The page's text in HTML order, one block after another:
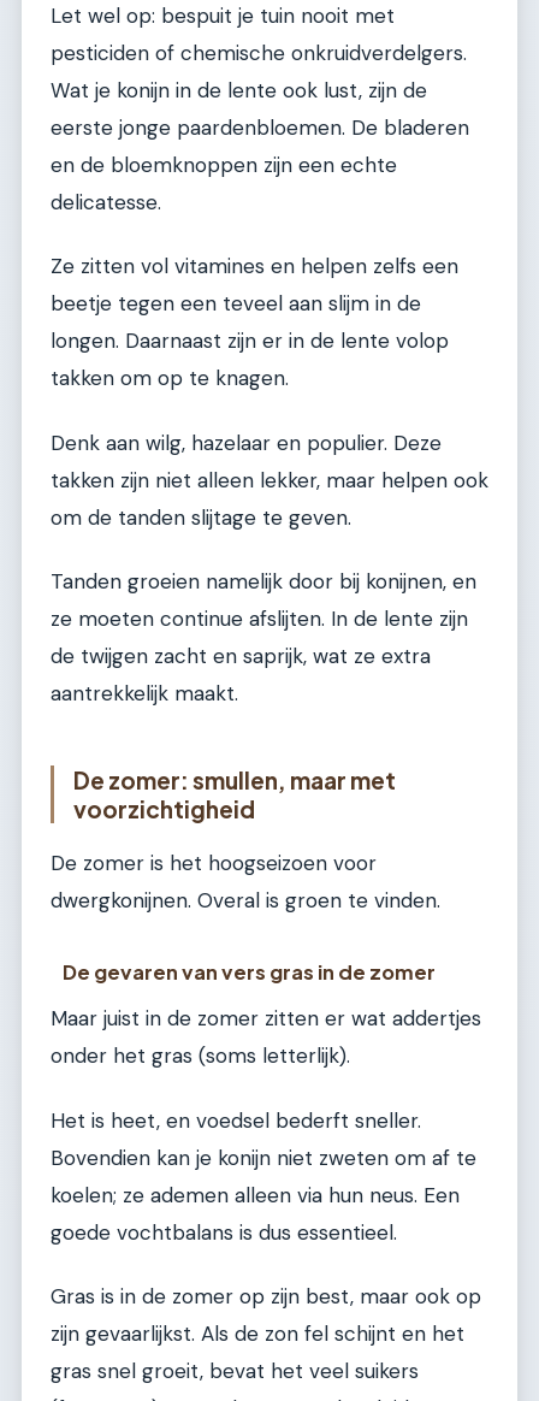
Let wel op: bespuit je tuin nooit met
pesticiden of chemische onkruidverdelgers.
Wat je konijn in de lente ook lust, zijn de
eerste jonge paardenbloemen. De bladeren
en de bloemknoppen zijn een echte
delicatesse.
Ze zitten vol vitamines en helpen zelfs een
beetje tegen een teveel aan slijm in de
longen. Daarnaast zijn er in de lente volop
takken om op te knagen.
Denk aan wilg, hazelaar en populier. Deze
takken zijn niet alleen lekker, maar helpen ook
om de tanden slijtage te geven.
Tanden groeien namelijk door bij konijnen, en
ze moeten continue afslijten. In de lente zijn
de twijgen zacht en saprijk, wat ze extra
aantrekkelijk maakt.
De zomer: smullen, maar met
voorzichtigheid
De zomer is het hoogseizoen voor
dwergkonijnen. Overal is groen te vinden.
De gevaren van vers gras in de zomer
Maar juist in de zomer zitten er wat addertjes
onder het gras (soms letterlijk).
Het is heet, en voedsel bederft sneller.
Bovendien kan je konijn niet zweten om af te
koelen; ze ademen alleen via hun neus. Een
goede vochtbalans is dus essentieel.
Gras is in de zomer op zijn best, maar ook op
zijn gevaarlijkst. Als de zon fel schijnt en het
gras snel groeit, bevat het veel suikers